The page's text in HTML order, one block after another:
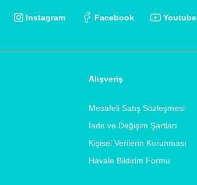
Instagram Facebook Youtube
Alışveriş
Mesafeli Satış Sözleşmesi
İade ve Değişim Şartları
Kişisel Verilerin Korunması
Havale Bildirim Formu